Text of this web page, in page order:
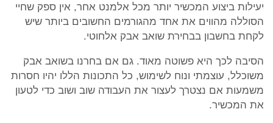
יעילות ביצוע המכשיר יותר מכל אלמנט אחר, אין ספק שחיי
הסוללה מהווים את אחד מהגורמים החשובים ביותר שיש
לקחת בחשבון בבחירת שואב אבק אלחוטי.
הסיבה לכך היא פשוטה מאוד. גם אם בחרנו בשואב אבק
משוכלל, עוצמתי ונוח לשימוש, כל התכונות הללו יהיו חסרות
משמעות אם נצטרך לעצור את העבודה שוב ושוב כדי לטעון
את המכשיר.